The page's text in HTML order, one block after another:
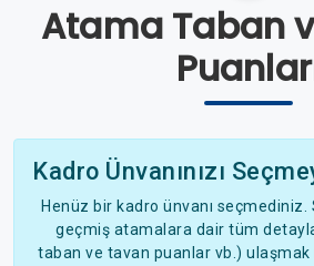
Atama Taban
Kadro Ünvanınızı
Henüz bir kadro ünvanı seçmediniz.
geçmiş atamalara dair tüm
taban ve tavan puanlar vb.)